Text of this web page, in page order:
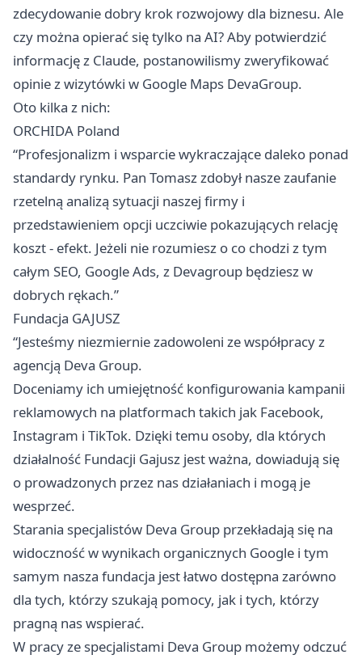
zdecydowanie dobry krok rozwojowy dla biznesu. Ale
czy można opierać się tylko na AI? Aby potwierdzić
informację z Claude, postanowilismy zweryfikować
opinie z wizytówki w Google Maps DevaGroup.
Oto kilka z nich:
ORCHIDA Poland
“Profesjonalizm i wsparcie wykraczające daleko ponad
standardy rynku. Pan Tomasz zdobył nasze zaufanie
rzetelną analizą sytuacji naszej firmy i
przedstawieniem opcji uczciwie pokazujących relację
koszt - efekt. Jeżeli nie rozumiesz o co chodzi z tym
całym SEO, Google Ads, z Devagroup będziesz w
dobrych rękach.”
Fundacja GAJUSZ
“Jesteśmy niezmiernie zadowoleni ze współpracy z
agencją Deva Group.
Doceniamy ich umiejętność konfigurowania kampanii
reklamowych na platformach takich jak Facebook,
Instagram i TikTok. Dzięki temu osoby, dla których
działalność Fundacji Gajusz jest ważna, dowiadują się
o prowadzonych przez nas działaniach i mogą je
wesprzeć.
Starania specjalistów Deva Group przekładają się na
widoczność w wynikach organicznych Google i tym
samym nasza fundacja jest łatwo dostępna zarówno
dla tych, którzy szukają pomocy, jak i tych, którzy
pragną nas wspierać.
W pracy ze specjalistami Deva Group możemy odczuć